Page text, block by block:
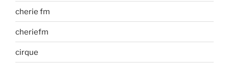
cherie fm
cheriefm
cirque